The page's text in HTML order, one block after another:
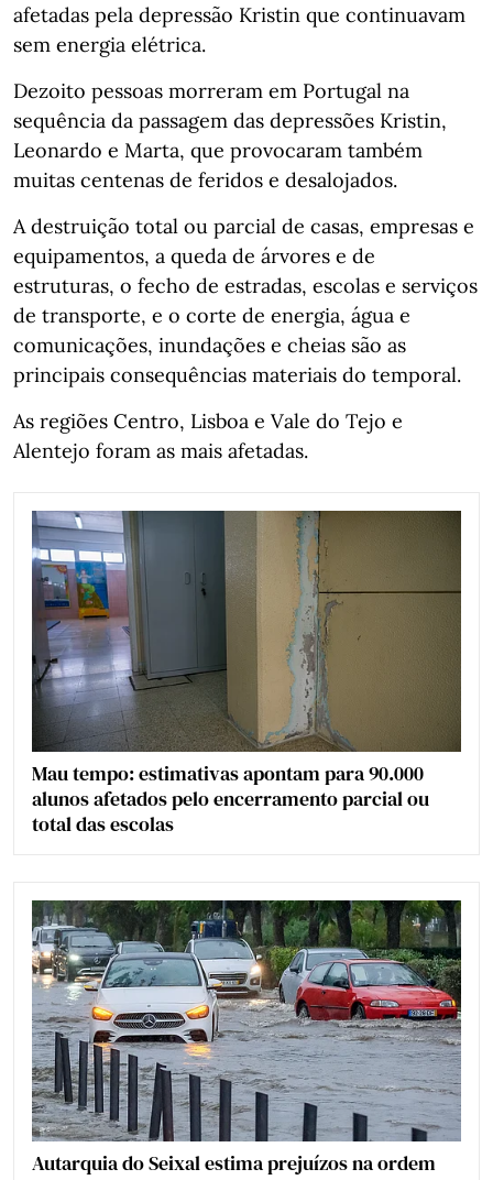
afetadas pela depressão Kristin que continuavam
sem energia elétrica.
Dezoito pessoas morreram em Portugal na
sequência da passagem das depressões Kristin,
Leonardo e Marta, que provocaram também
muitas centenas de feridos e desalojados.
A destruição total ou parcial de casas, empresas e
equipamentos, a queda de árvores e de
estruturas, o fecho de estradas, escolas e serviços
de transporte, e o corte de energia, água e
comunicações, inundações e cheias são as
principais consequências materiais do temporal.
As regiões Centro, Lisboa e Vale do Tejo e
Alentejo foram as mais afetadas.
Mau tempo: estimativas apontam para 90.000
alunos afetados pelo encerramento parcial ou
total das escolas
Autarquia do Seixal estima prejuízos na ordem